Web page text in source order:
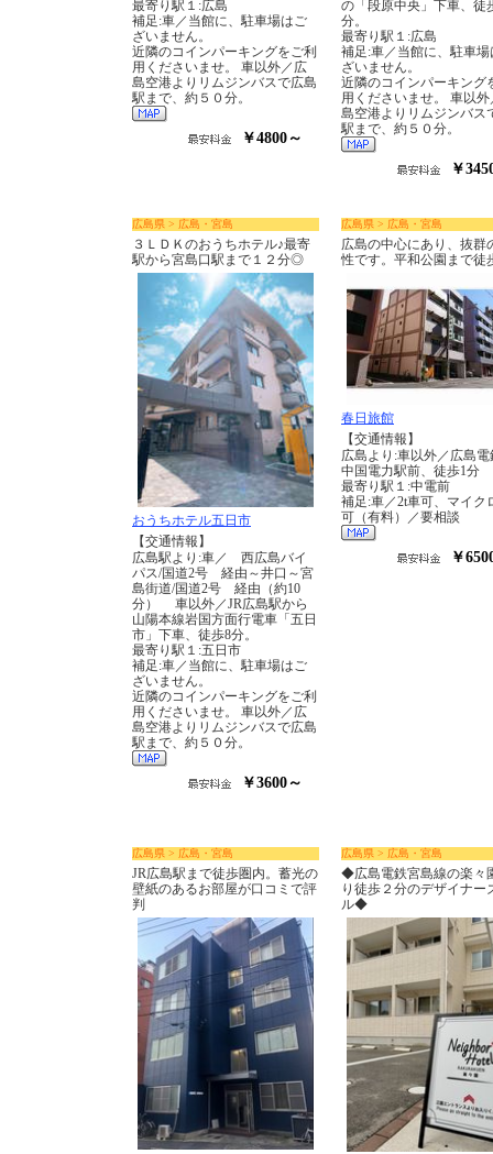
最寄り駅１:広島
補足:車／当館に、駐車場はご
ざいません。
近隣のコインパーキングをご利
用くださいませ。 車以外／広
島空港よりリムジンバスで広島
駅まで、約５０分。
￥4800～
の「段原中央」下車、徒
分。
最寄り駅１:広島
補足:車／当館に、駐車場
ざいません。
近隣のコインパーキング
用くださいませ。 車以外
島空港よりリムジンバス
駅まで、約５０分。
￥
広島県 > 広島・宮島
３ＬＤＫのおうちホテル♪最寄
駅から宮島口駅まで１２分◎
おうちホテル五日市
【交通情報】
広島駅より:車／ 西広島バイ
パス/国道2号 経由～井口～宮
島街道/国道2号 経由（約10
分） 車以外／JR広島駅から
山陽本線岩国方面行電車「五日
市」下車、徒歩8分。
最寄り駅１:五日市
補足:車／当館に、駐車場はご
ざいません。
近隣のコインパーキングをご利
用くださいませ。 車以外／広
島空港よりリムジンバスで広島
駅まで、約５０分。
￥3600～
広島県 > 広島・宮島
広島の中心にあり、抜群
性です。平和公園まで徒
春日旅館
【交通情報】
広島より:車以外／広島電
中国電力駅前、徒歩1分
最寄り駅１:中電前
補足:車／2t車可、マイク
可（有料）／要相談
￥
広島県 > 広島・宮島
JR広島駅まで徒歩圏内。蓄光の
壁紙のあるお部屋が口コミで評
判
広島県 > 広島・宮島
◆広島電鉄宮島線の楽々
り徒歩２分のデザイナー
ル◆